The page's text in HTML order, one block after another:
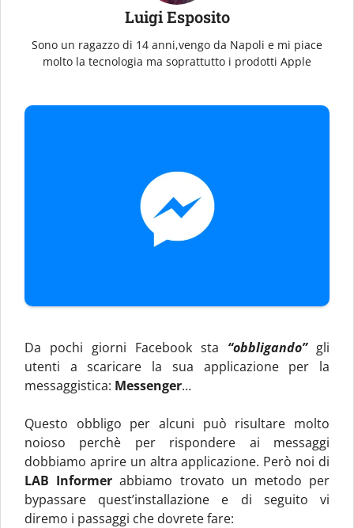
Luigi Esposito
Sono un ragazzo di 14 anni,vengo da Napoli e mi piace
molto la tecnologia ma soprattutto i prodotti Apple
Da pochi giorni Facebook sta “obbligando”gli
utenti a scaricare la sua applicazione per la
messaggistica: Messenger…
Questo obbligo per alcuni può risultare molto
noioso perchè per rispondere ai messaggi
dobbiamo aprire un altra applicazione. Però noi di
LAB Informer abbiamo trovato un metodo per
bypassare quest’installazione e di seguito vi
diremo i passaggi che dovrete fare: